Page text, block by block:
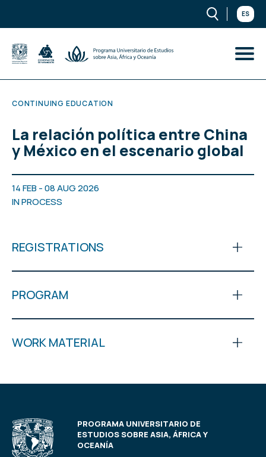
ES
CONTINUING EDUCATION
La relación política entre China
y México en el escenario global
14 FEB - 08 AUG 2026
IN PROCESS
REGISTRATIONS
PROGRAM
WORK MATERIAL
PROGRAMA UNIVERSITARIO DE
ESTUDIOS SOBRE ASIA, ÁFRICA Y
OCEANÍA